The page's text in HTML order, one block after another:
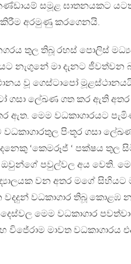
සමූළ ඝාතනයකට
අරමුණු කරගෙනයි.
තුල තිබූ රහස් පොලිස්
නැගුනේ මා දැනට
වූ ගෙස්ටාපෝ
ලේඛණ ගත කර ඇති
ඇත. මෙම වධකාගාරයට
පිංතූර ගසා
‘කෙමරූජ් ‘ පක්ෂය තුල
පවුල්වල අය වෙති.
වන අතර මගේ
වදදුන් වධකාගාර තිබූ
මෙම වධකාගාර
විජේරාම මාවත වධකාගාරය